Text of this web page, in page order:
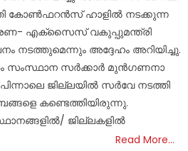
കോൺഫറൻസ് ഹാളിൽ നടക്കുന്ന
എക്‌സൈസ് വകുപ്പുമന്ത്രി
നടത്തുമെന്നും അദ്ദേഹം അറിയിച്ചു.
സംസ്ഥാന സർക്കാർ മുൻഗണനാ
ജില്ലയിൽ സർവേ നടത്തി
കണ്ടെത്തിയിരുന്നു.
ജില്ലകളിൽ
Read More…